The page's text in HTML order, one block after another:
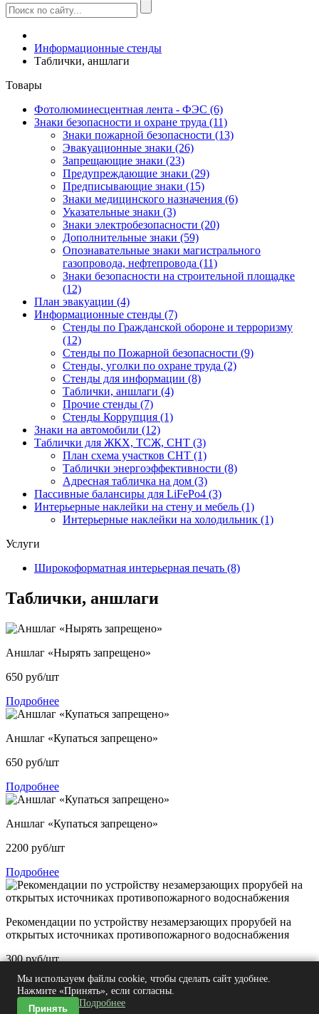
Информационные стенды
Таблички, аншлаги
Товары
Фотолюминесцентная лента - ФЭС (6)
Знаки безопасности и охране труда (11)
Знаки пожарной безопасности (13)
Эвакуационные знаки (26)
Запрещающие знаки (23)
Предупреждающие знаки (29)
Предписывающие знаки (15)
Знаки медицинского назначения (6)
Указательные знаки (3)
Знаки электробезопасности (20)
Дополнительные знаки (59)
Опознавательные знаки магистрального
газопровода, нефтепровода (11)
Знаки безопасности на строительной площадке
(12)
План эвакуации (4)
Информационные стенды (7)
Стенды по Гражданской обороне и терроризму
(12)
Стенды по Пожарной безопасности (9)
Стенды, уголки по охране труда (2)
Стенды для информации (8)
Таблички, аншлаги (4)
Прочие стенды (7)
Стенды Коррупция (1)
Знаки на автомобили (12)
Таблички для ЖКХ, ТСЖ, СНТ (3)
План схема участков СНТ (1)
Таблички энергоэффективности (8)
Адресная табличка на дом (3)
Пассивные балансиры для LiFePo4 (3)
Интерьерные наклейки на стену и мебель (1)
Интерьерные наклейки на холодильник (1)
Услуги
Широкоформатная интерьерная печать (8)
Таблички, аншлаги
Аншлаг «Нырять запрещено»
650 руб/шт
Подробнее
Аншлаг «Купаться запрещено»
650 руб/шт
Подробнее
Аншлаг «Купаться запрещено»
2200 руб/шт
Подробнее
Рекомендации по устройству незамерзающих прорубей на
открытых источниках противопожарного водоснабжения
300руб/шт
Подробнее
Мы используем файлы cookie, чтобы сделать сайт удобнее.
Нажмите «Принять», если согласны.
Принять
Подробнее